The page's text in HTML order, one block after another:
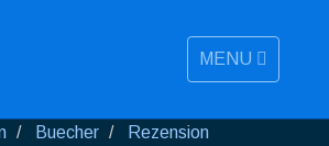
MENU
Buecher
Rezension